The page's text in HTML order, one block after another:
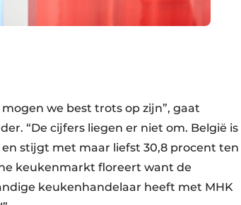
we best trots op zijn”, gaat
“De cijfers liegen er niet om. België is
stijgt met maar liefst 30,8 procent ten
keukenmarkt floreert want de
keuken­handelaar heeft met MHK